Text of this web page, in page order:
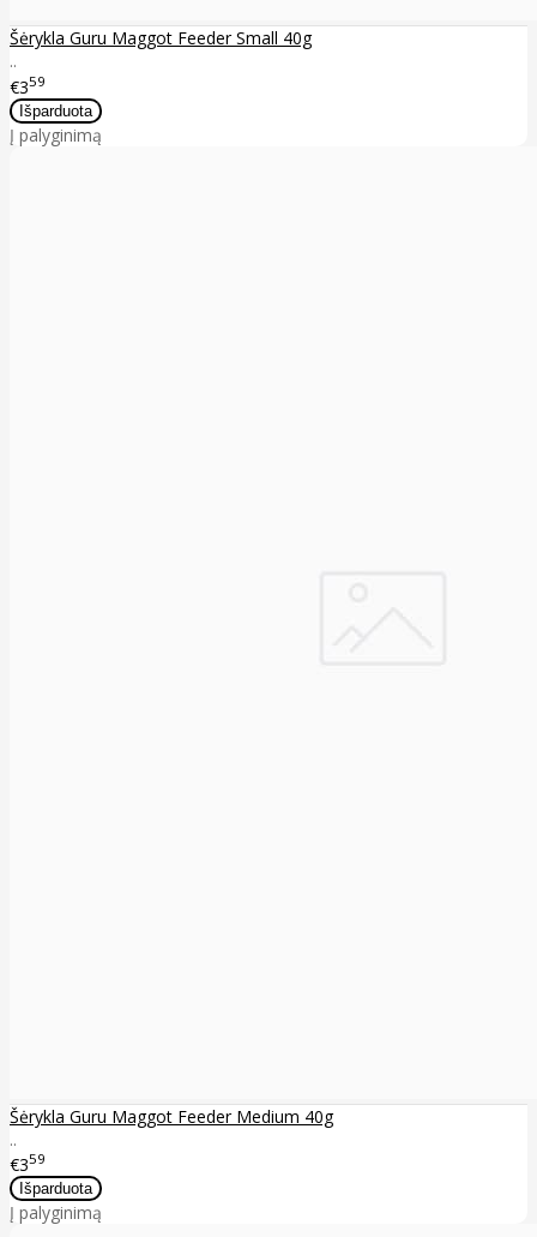
Šėrykla Guru Maggot Feeder Small 40g
..
€359
Į palyginimą
Šėrykla Guru Maggot Feeder Medium 40g
..
€359
Į palyginimą